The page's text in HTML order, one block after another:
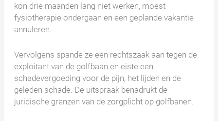
kon drie maanden lang niet werken, moest
fysiotherapie ondergaan en een geplande vakantie
annuleren.
Vervolgens spande ze een rechtszaak aan tegen de
exploitant van de golfbaan en eiste een
schadevergoeding voor de pijn, het lijden en de
geleden schade. De uitspraak benadrukt de
juridische grenzen van de zorgplicht op golfbanen.